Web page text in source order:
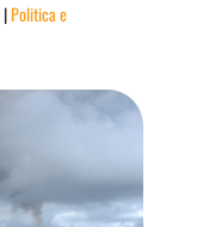
|Politica e